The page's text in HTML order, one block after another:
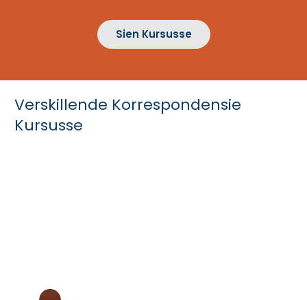
Sien Kursusse
Verskillende Korrespondensie
Kursusse